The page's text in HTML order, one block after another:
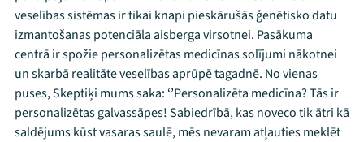
veselības sistēmas ir tikai knapi pieskārušās ģenētisko datu
izmantošanas potenciāla aisberga virsotnei. Pasākuma
centrā ir spožie personalizētas medicīnas solījumi nākotnei
un skarbā realitāte veselības aprūpē tagadnē. No vienas
puses, Skeptiķi mums saka: ‘’Personalizēta medicīna? Tās ir
personalizētas galvassāpes! Sabiedrībā, kas noveco tik ātri kā
saldējums kūst vasaras saulē, mēs nevaram atļauties meklēt